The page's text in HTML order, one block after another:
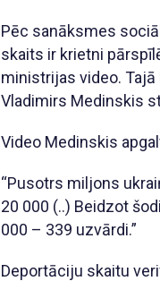
Pēc sanāksmes
skaits ir krietni
ministrijas video.
Vladimirs Medinskis
Video Medinskis
“Pusotrs miljons
20 000 (..) Beidzot
000 – 339 uzvārdi.”
Deportāciju skaitu